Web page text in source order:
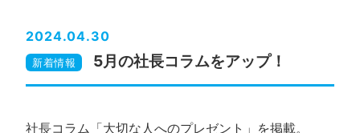
2024.04.30
新着情報 5月の社長コラムをアップ！
社長コラム「大切な人へのプレゼント」を掲載。